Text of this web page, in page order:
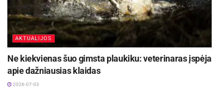
AKTUALIJOS
Ne kiekvienas šuo gimsta plaukiku: veterinaras įspėja
apie dažniausias klaidas
2026-07-03